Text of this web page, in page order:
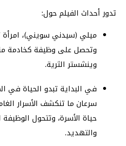
تدور أحداث الفيلم حول:
ميلي (سيدني سويني)،
وتحصل على وظيفة كخادمة
وينشستر الثرية.
في البداية تبدو الحياة في
سرعان ما تنكشف الأسرار
حياة الأسرة، وتتحول
والتهديد.